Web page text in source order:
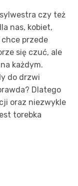
czy też
nas, kobiet,
chce przede
się czuć, ale
każdym.
do drzwi
Dlatego
oraz niezwykle
torebka